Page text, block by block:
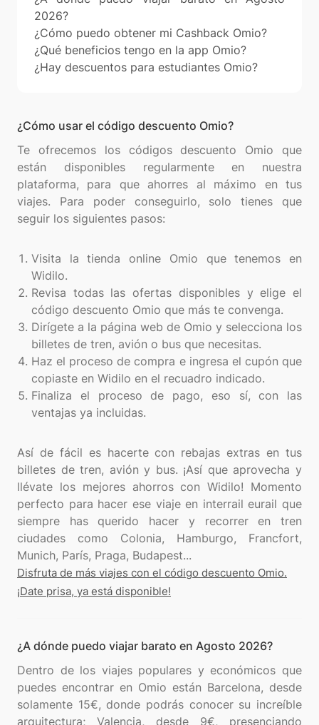
2026?
¿Cómo puedo obtener mi Cashback Omio?
¿Qué beneficios tengo en la app Omio?
¿Hay descuentos para estudiantes Omio?
¿Cómo usar el código descuento Omio?
Te ofrecemos los códigos descuento Omio que
están disponibles regularmente en nuestra
plataforma, para que ahorres al máximo en tus
viajes. Para poder conseguirlo, solo tienes que
seguir los siguientes pasos:
Visita la tienda online Omio que tenemos en
Widilo.
Revisa todas las ofertas disponibles y elige el
código descuento Omio que más te convenga.
Dirígete a la página web de Omio y selecciona los
billetes de tren, avión o bus que necesitas.
Haz el proceso de compra e ingresa el cupón que
copiaste en Widilo en el recuadro indicado.
Finaliza el proceso de pago, eso sí, con las
ventajas ya incluidas.
Así de fácil es hacerte con rebajas extras en tus
billetes de tren, avión y bus. ¡Así que aprovecha y
llévate los mejores ahorros con Widilo! Momento
perfecto para hacer ese viaje en interrail eurail que
siempre has querido hacer y recorrer en tren
ciudades como Colonia, Hamburgo, Francfort,
Disfruta de más viajes con el código descuento Omio.
¡Date prisa, ya está disponible!
¿A dónde puedo viajar barato en Agosto 2026?
Dentro de los viajes populares y económicos que
puedes encontrar en Omio están Barcelona, desde
solamente 15€, donde podrás conocer su increíble
arquitectura; Valencia, desde 9€, presenciando